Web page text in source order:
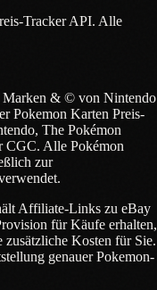
Tracker API. Alle
Marken & © von Nintendo
Pokemon Karten Preis-
The Pokémon
CGC. Alle Pokémon
zur
Affiliate-Links zu eBay
für Käufe erhalten,
zusätzliche Kosten für Sie.
genauer Pokemon-